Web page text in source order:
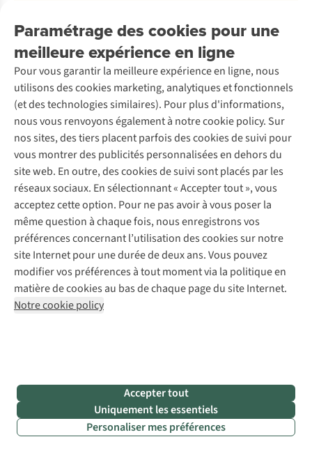
À propos de Meindl
Saviez-vous que votre pied gauche et votre pied droit n’ont
très probablement pas la même taille ? Et qu’ils ne sont pas
aussi larges l’un que l’autre ? Meindl tient compte de cette
réalité. En effet, les chaussures Meindl sont réputées pour
leurexcellent ajustement. Elles sont adaptées à votre
anatomie et ne serrent donc pas.
Trouvez les chaussures Meindl faites pour vous
Encore plus d’inspiration
Moyennant de bons soins, vos chaussures de randonnée
Paramétrage des cookies pour une
meilleure expérience en ligne
Pour vous garantir la meilleure expérience en ligne, nous
utilisons des cookies marketing, analytiques et fonctionnels
(et des technologies similaires). Pour plus d'informations,
nous vous renvoyons également à notre cookie policy. Sur
nos sites, des tiers placent parfois des cookies de suivi pour
vous montrer des publicités personnalisées en dehors du
site web. En outre, des cookies de suivi sont placés par les
réseaux sociaux. En sélectionnant « Accepter tout », vous
acceptez cette option. Pour ne pas avoir à vous poser la
même question à chaque fois, nous enregistrons vos
préférences concernant l’utilisation des cookies sur notre
site Internet pour une durée de deux ans. Vous pouvez
modifier vos préférences à tout moment via la politique en
matière de cookies au bas de chaque page du site Internet.
Notre cookie policy
Accepter tout
Uniquement les essentiels
Personaliser mes préférences